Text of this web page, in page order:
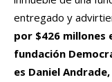
entregado y
por $426 millones
fundación
es Daniel